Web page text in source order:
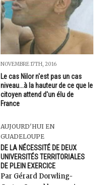
NOVEMBRE 17TH, 2016
Le cas Nilor n'est pas un cas
niveau...à la hauteur de ce que le
citoyen attend d'un élu de
France
AUJOURD'HUI EN
GUADELOUPE
DE LA NÉCESSITÉ DE DEUX
UNIVERSITÉS TERRITORIALES
DE PLEIN EXERCICE
Par Gérard Dorwling-